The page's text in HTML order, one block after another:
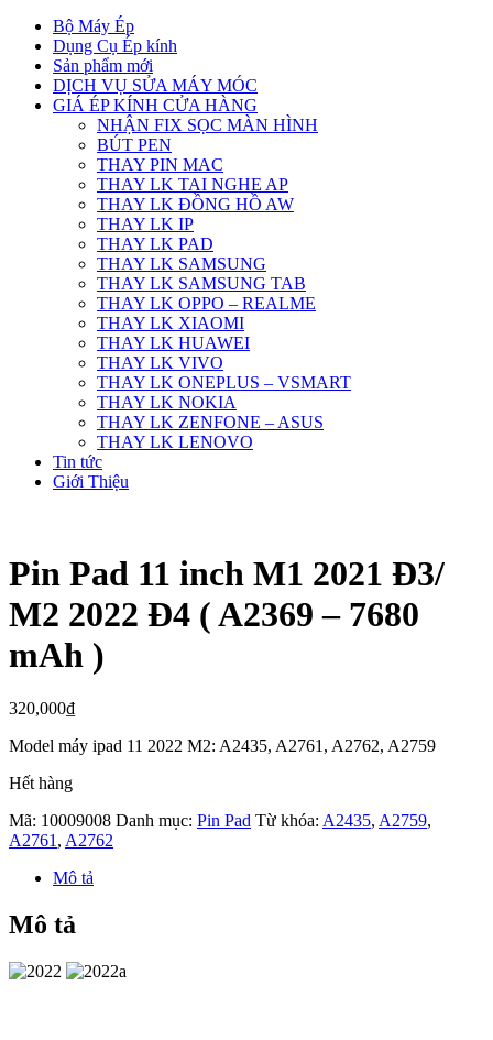
Bộ Máy Ép
Dụng Cụ Ép kính
Sản phẩm mới
DỊCH VỤ SỬA MÁY MÓC
GIÁ ÉP KÍNH CỬA HÀNG
NHẬN FIX SỌC MÀN HÌNH
BÚT PEN
THAY PIN MAC
THAY LK TAI NGHE AP
THAY LK ĐỒNG HỒ AW
THAY LK IP
THAY LK PAD
THAY LK SAMSUNG
THAY LK SAMSUNG TAB
THAY LK OPPO – REALME
THAY LK XIAOMI
THAY LK HUAWEI
THAY LK VIVO
THAY LK ONEPLUS – VSMART
THAY LK NOKIA
THAY LK ZENFONE – ASUS
THAY LK LENOVO
Tin tức
Giới Thiệu
Pin Pad 11 inch M1 2021 Đ3/
M2 2022 Đ4 ( A2369 – 7680
mAh )
320,000₫
Model máy ipad 11 2022 M2: A2435, A2761, A2762, A2759
Hết hàng
Mã: 10009008 Danh mục: Pin Pad Từ khóa: A2435, A2759,
A2761 , A2762
Mô tả
Mô tả